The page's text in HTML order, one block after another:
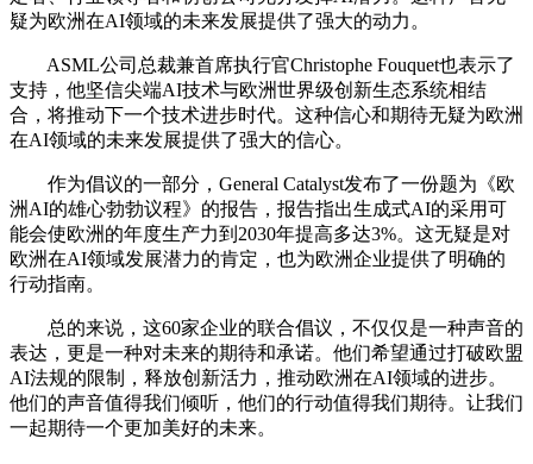
疑为欧洲在AI领域的未来发展提供了强大的动力。
ASML公司总裁兼首席执行官Christophe Fouquet也表示了
支持，他坚信尖端AI技术与欧洲世界级创新生态系统相结
合，将推动下一个技术进步时代。这种信心和期待无疑为欧洲
在AI领域的未来发展提供了强大的信心。
作为倡议的一部分，General Catalyst发布了一份题为《欧
洲AI的雄心勃勃议程》的报告，报告指出生成式AI的采用可
能会使欧洲的年度生产力到2030年提高多达3%。这无疑是对
欧洲在AI领域发展潜力的肯定，也为欧洲企业提供了明确的
行动指南。
总的来说，这60家企业的联合倡议，不仅仅是一种声音的
表达，更是一种对未来的期待和承诺。他们希望通过打破欧盟
AI法规的限制，释放创新活力，推动欧洲在AI领域的进步。
他们的声音值得我们倾听，他们的行动值得我们期待。让我们
一起期待一个更加美好的未来。